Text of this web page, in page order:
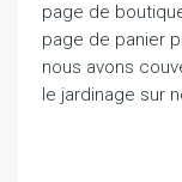
page de
page de panier
nous avons
le jardinage sur